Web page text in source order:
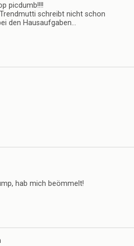
picdumb!!!!
schreibt nicht schon
den Hausaufgaben…
hab mich beömmelt!